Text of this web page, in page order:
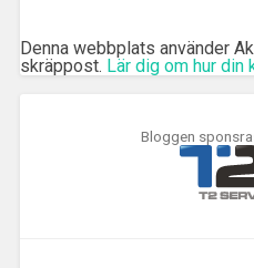
Denna webbplats använder
skräppost. Lär dig om hur din
Bloggen